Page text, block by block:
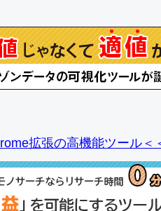
拡張の高機能ツール＜